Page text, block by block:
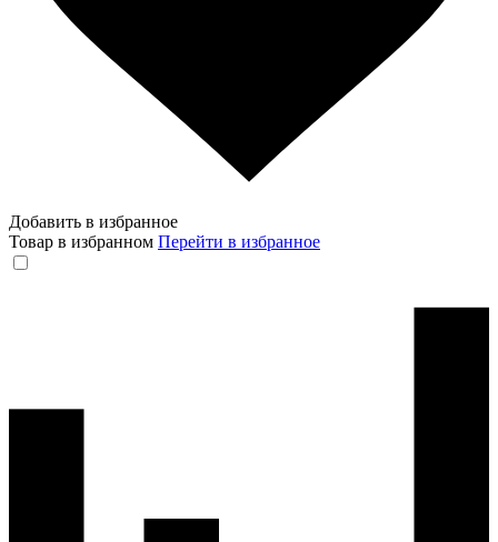
Добавить в избранное
Товар в избранном Перейти в избранное